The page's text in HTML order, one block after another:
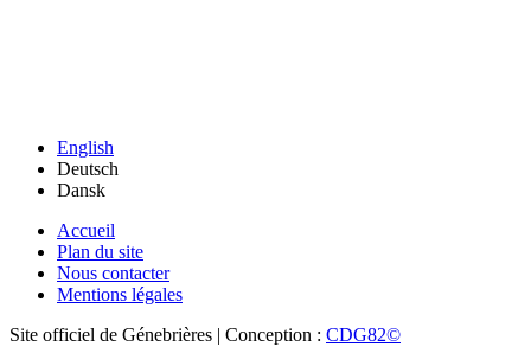
English
Deutsch
Dansk
Accueil
Plan du site
Nous contacter
Mentions légales
Site officiel de Génebrières | Conception : CDG82©